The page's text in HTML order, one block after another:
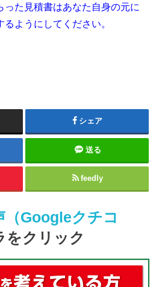
った見積書はあなた自身の元に
ようにしてください。
シェア
送る
feedly
（Googleクチコ
クリック